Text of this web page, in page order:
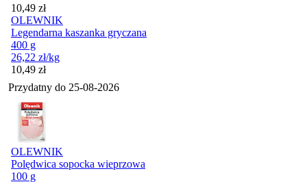
Cena
10,49 zł
OLEWNIK
Legendarna kaszanka gryczana
400 g
26,22 zł/kg
Cena
10,49 zł
Przydatny do 25-08-2026
OLEWNIK
Polędwica sopocka wieprzowa
100 g